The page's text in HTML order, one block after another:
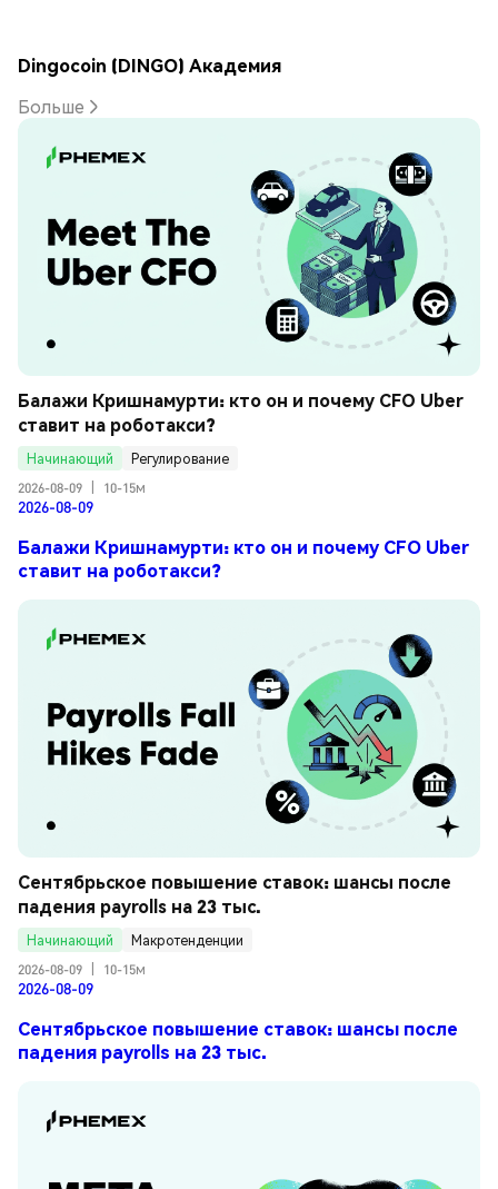
Dingocoin (DINGO) Академия
Больше
Балажи Кришнамурти: кто он и почему CFO Uber
ставит на роботакси?
Начинающий
Регулирование
2026-08-09
10-15м
2026-08-09
Балажи Кришнамурти: кто он и почему CFO Uber
ставит на роботакси?
Сентябрьское повышение ставок: шансы после
падения payrolls на 23 тыс.
Начинающий
Макротенденции
2026-08-09
10-15м
2026-08-09
Сентябрьское повышение ставок: шансы после
падения payrolls на 23 тыс.